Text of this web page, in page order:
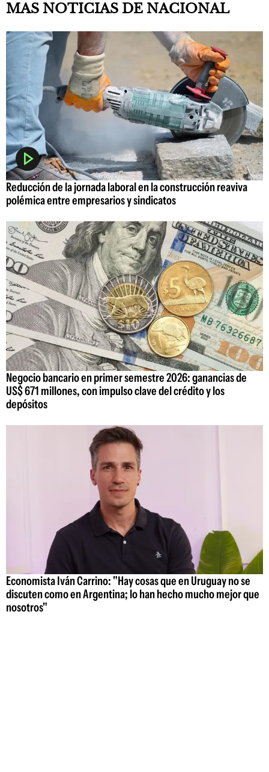
MAS NOTICIAS DE NACIONAL
Reducción de la jornada laboral en la construcción reaviva
polémica entre empresarios y sindicatos
Negocio bancario en primer semestre 2026: ganancias de
US$ 671 millones, con impulso clave del crédito y los
depósitos
Economista Iván Carrino: "Hay cosas que en Uruguay no se
discuten como en Argentina; lo han hecho mucho mejor que
nosotros"